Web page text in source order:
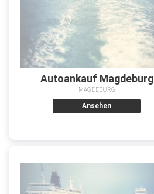
Autoankauf Magdeburg
MAGDEBURG
Ansehen